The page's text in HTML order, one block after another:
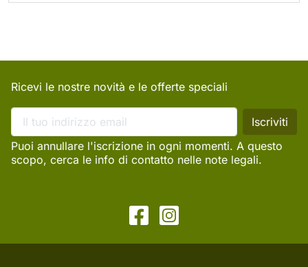
Ricevi le nostre novità e le offerte speciali
Puoi annullare l'iscrizione in ogni momenti. A questo
scopo, cerca le info di contatto nelle note legali.